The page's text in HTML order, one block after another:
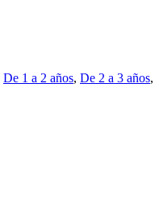
De 1 a 2 años, De 2 a 3 años,